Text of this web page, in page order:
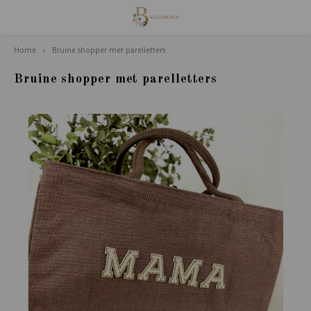
Hoofdmenu / familie van houdt
Familie van Houdt
Poppetjes
Accessoires
Giftsets
Home Bruine shopper met parelletters
Bruine shopper met parelletters